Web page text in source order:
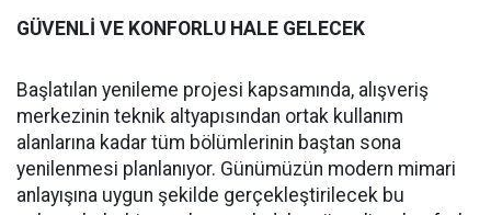
GÜVENLİ VE KONFORLU HALE GELECEK
Başlatılan yenileme projesi kapsamında, alışveriş
merkezinin teknik altyapısından ortak kullanım
alanlarına kadar tüm bölümlerinin baştan sona
yenilenmesi planlanıyor. Günümüzün modern mimari
anlayışına uygun şekilde gerçekleştirilecek bu